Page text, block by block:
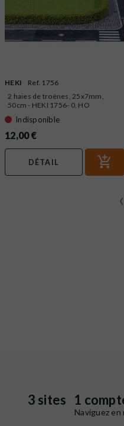
HEKI
Ref. 1756
2 haies de troènes, 25x7mm,
50cm - HEKI 1756- 0, HO
Indisponible
12,00 €
DÉTAIL
‹
3 sites 1
Naviguez